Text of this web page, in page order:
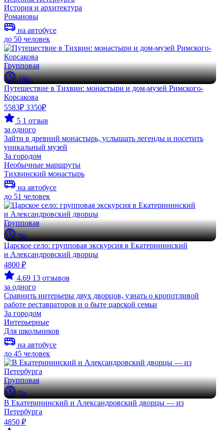
История и архитектура
Романовы
на автобусе
до 50 человек
Групповая
13ч
Путешествие в Тихвин: монастыри и дом-музей Римского-
Корсакова
5583₽ 3350₽
5 1 отзыв
за одного
Зайти в древний монастырь, услышать легенды и посетить
уникальный музей
За городом
Необычные маршруты
Тихвинский монастырь
на автобусе
до 51 человек
Групповая
7ч
Царское село: групповая экскурсия в Екатерининский
и Александровский дворцы
4800 ₽
4.69 13 отзывов
за одного
Сравнить интерьеры двух дворцов, узнать о кропотливой
работе реставраторов и о быте царской семьи
За городом
Интерьерные
Для школьников
на автобусе
до 45 человек
Групповая
7ч
В Екатерининский и Александровский дворцы — из
Петербурга
4850 ₽